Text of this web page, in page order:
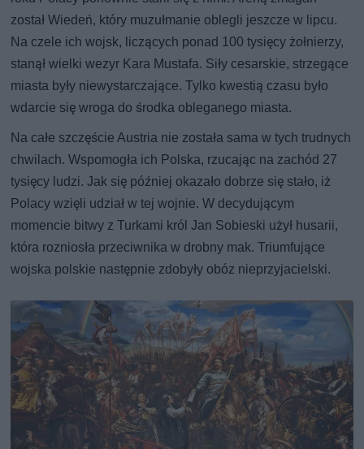
został Wiedeń, który muzułmanie oblegli jeszcze w lipcu.
Na czele ich wojsk, liczących ponad 100 tysięcy żołnierzy,
stanął wielki wezyr Kara Mustafa. Siły cesarskie, strzegące
miasta były niewystarczające. Tylko kwestią czasu było
wdarcie się wroga do środka obleganego miasta.
Na całe szczęście Austria nie została sama w tych trudnych
chwilach. Wspomogła ich Polska, rzucając na zachód 27
tysięcy ludzi. Jak się później okazało dobrze się stało, iż
Polacy wzięli udział w tej wojnie. W decydującym
momencie bitwy z Turkami król Jan Sobieski użył husarii,
która rozniosła przeciwnika w drobny mak. Triumfujące
wojska polskie następnie zdobyły obóz nieprzyjacielski.